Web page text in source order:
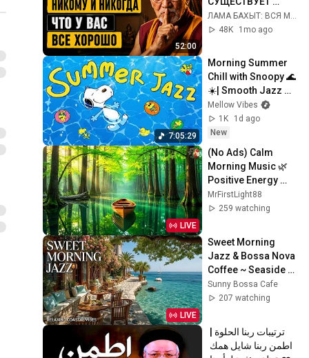
52:00
ЛИШЬ ОДИН
МУДРЫЙ ОТВЕТ.
ОТНИМАЮТ У ВАС
ЖИЗНЕННЫЕ
СИЛЫ.
48K
1mo ago
7:05:29
Morning Summer
Chill with Snoopy 🌊
☀️| Smooth Jazz
Playlist to Refresh
Your Day
Mellow Vibes
1K
1d ago
New
LIVE
(No Ads) Calm
Morning Music 🌿
Positive Energy
Start & Gentle
Stress Relief for a
MrFirstLight88
259 watching
LIVE
Sweet Morning
Jazz & Bossa Nova
Coffee ~ Seaside
Bossa Nova
Relaxing Beach
Sunny Bossa Cafe
207 watching